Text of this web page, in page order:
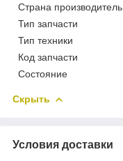
Страна производитель
Тип запчасти
Тип техники
Код запчасти
Состояние
Скрыть
Условия доставки